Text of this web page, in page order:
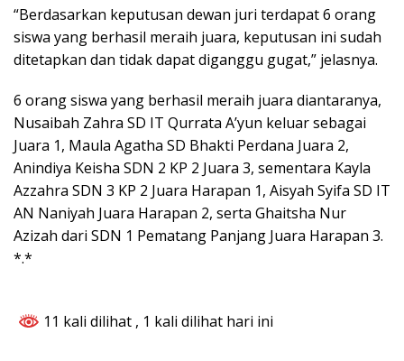
“Berdasarkan keputusan dewan juri terdapat 6 orang
siswa yang berhasil meraih juara, keputusan ini sudah
ditetapkan dan tidak dapat diganggu gugat,” jelasnya.
6 orang siswa yang berhasil meraih juara diantaranya,
Nusaibah Zahra SD IT Qurrata A’yun keluar sebagai
Juara 1, Maula Agatha SD Bhakti Perdana Juara 2,
Anindiya Keisha SDN 2 KP 2 Juara 3, sementara Kayla
Azzahra SDN 3 KP 2 Juara Harapan 1, Aisyah Syifa SD IT
AN Naniyah Juara Harapan 2, serta Ghaitsha Nur
Azizah dari SDN 1 Pematang Panjang Juara Harapan 3.
*.*
11 kali dilihat , 1 kali dilihat hari ini